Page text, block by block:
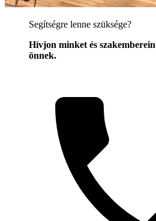
Segítségre lenne szüksége?
Hívjon minket és
önnek.